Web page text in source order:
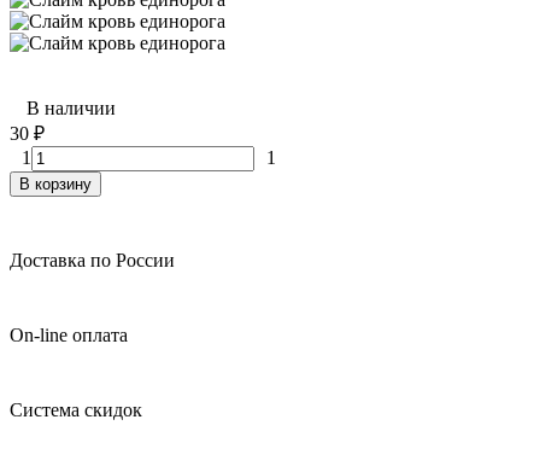
В наличии
30 ₽
1
1
В корзину
Доставка по России
On-line оплата
Система скидок